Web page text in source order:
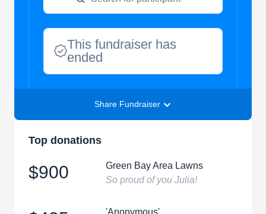
This fundraiser has
ended
Share Fundraiser
Top donations
$900
Green Bay Area Lawns
So proud of you Julia!
'Anonymous'